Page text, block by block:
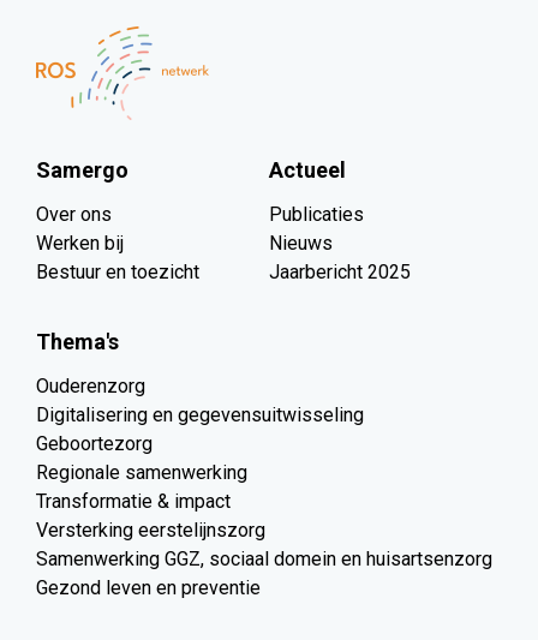
Samergo
Over ons
Werken bij
Bestuur en toezicht
Actueel
Publicaties
Nieuws
Jaarbericht 2025
Thema's
Ouderenzorg
Digitalisering en gegevensuitwisseling
Geboortezorg
Regionale samenwerking
Transformatie & impact
Versterking eerstelijnszorg
Samenwerking GGZ, sociaal domein en huisartsenzorg
Gezond leven en preventie